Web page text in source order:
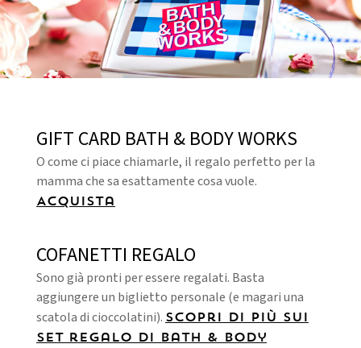
COFANETTI REGALO
Sono già pronti per essere regalati. Basta
aggiungere un biglietto personale (e magari una
scatola di cioccolatini). Scopri di più sui
set regalo di Bath & Body
GIFT CARD BATH & BODY WORKS
O come ci piace chiamarle, il regalo perfetto per la
mamma che sa esattamente cosa vuole.
Acquista